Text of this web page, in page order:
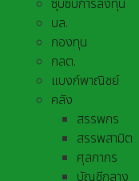
ซุบซิบการลงทุน
บล.
กองทุน
กลต.
แบงก์พาณิชย์
คลัง
สรรพกร
สรรพสามิต
ศุลกากร
บัญชีกลาง